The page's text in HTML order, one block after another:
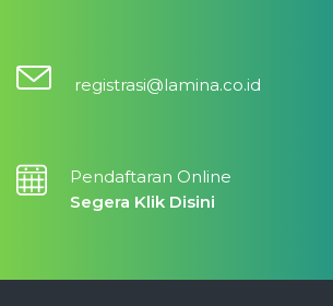
registrasi@lamina.co.id
Pendaftaran Online
Segera Klik Disini